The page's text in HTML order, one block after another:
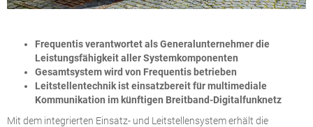
Frequentis verantwortet als Generalunternehmer die
Leistungsfähigkeit aller Systemkomponenten
Gesamtsystem wird von Frequentis betrieben
Leitstellentechnik ist einsatzbereit für multimediale
Kommunikation im künftigen Breitband-Digitalfunknetz
Mit dem integrierten Einsatz- und Leitstellensystem erhält die